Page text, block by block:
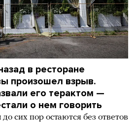
в ресторане
произошел взрыв.
его терактом —
о нем говорить
сих пор остаются без ответов